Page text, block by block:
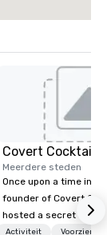
Covert Cocktail
Meerdere steden
Once upon a time in
founder of Covert
hosted a secret
intimate place for
Activiteit